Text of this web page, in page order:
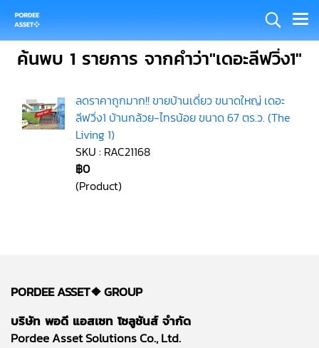
ค้นพบ 1 รายการ จากคำว่า"เดอะลีฟวิ่ง1"
ลดราคาถูกมาก!! ขายบ้านเดี่ยว ขนาดใหญ่ เดอะ
ลีฟวิ่ง1 บ้านกล้วย-ไทรน้อย ขนาด 67 ตร.ว. (The
Living 1)
SKU : RAC21168
฿0
(Product)
PORDEE ASSET❖GROUP
บริษัท พอดี แอสเซท โซลูชันส์ จำกัด
Pordee Asset Solutions Co., Ltd.